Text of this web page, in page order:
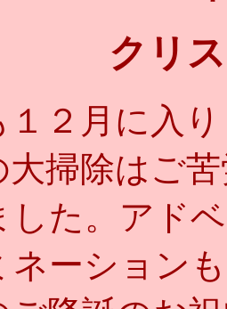
クリ
２月に入
掃除はご
した。アド
ネーション